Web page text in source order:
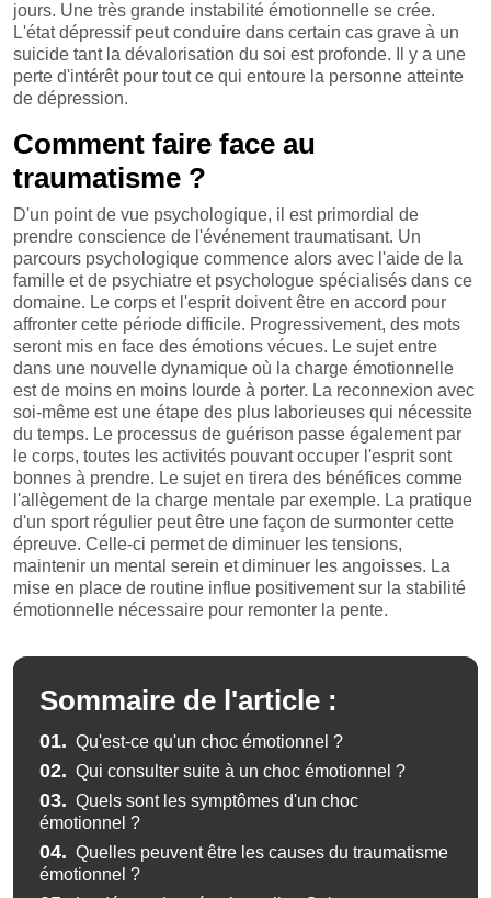
jours. Une très grande instabilité émotionnelle se crée.
L'état dépressif peut conduire dans certain cas grave à un
suicide tant la dévalorisation du soi est profonde. Il y a une
perte d'intérêt pour tout ce qui entoure la personne atteinte
de dépression.
Comment faire face au
traumatisme ?
D'un point de vue psychologique, il est primordial de
prendre conscience de l'événement traumatisant. Un
parcours psychologique commence alors avec l'aide de la
famille et de psychiatre et psychologue spécialisés dans ce
domaine. Le corps et l'esprit doivent être en accord pour
affronter cette période difficile. Progressivement, des mots
seront mis en face des émotions vécues. Le sujet entre
dans une nouvelle dynamique où la charge émotionnelle
est de moins en moins lourde à porter. La reconnexion avec
soi-même est une étape des plus laborieuses qui nécessite
du temps. Le processus de guérison passe également par
le corps, toutes les activités pouvant occuper l'esprit sont
bonnes à prendre. Le sujet en tirera des bénéfices comme
l'allègement de la charge mentale par exemple. La pratique
d'un sport régulier peut être une façon de surmonter cette
épreuve. Celle-ci permet de diminuer les tensions,
maintenir un mental serein et diminuer les angoisses. La
mise en place de routine influe positivement sur la stabilité
émotionnelle nécessaire pour remonter la pente.
Sommaire de l'article :
01. Qu'est-ce qu'un choc émotionnel ?
02. Qui consulter suite à un choc émotionnel ?
03. Quels sont les symptômes d'un choc
émotionnel ?
04. Quelles peuvent être les causes du traumatisme
émotionnel ?